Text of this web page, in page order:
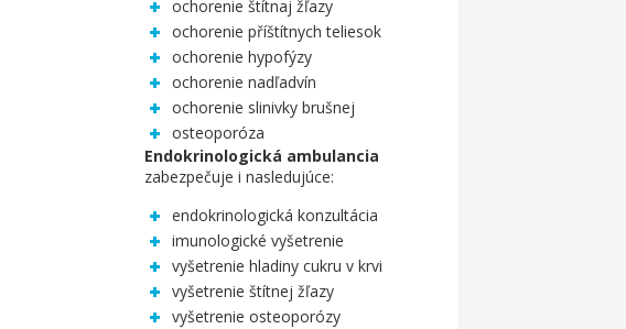
ochorenie štítnaj žľazy
ochorenie příštítnych teliesok
ochorenie hypofýzy
ochorenie nadľadvín
ochorenie slinivky brušnej
osteoporóza
Endokrinologická ambulancia
zabezpečuje i nasledujúce:
endokrinologická konzultácia
imunologické vyšetrenie
vyšetrenie hladiny cukru v krvi
vyšetrenie štítnej žľazy
vyšetrenie osteoporózy